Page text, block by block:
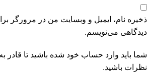
ذخیره نام، ایمیل و وبسایت من در مرورگر
دیدگاهی می‌نویسم.
شما باید وارد حساب خود شده باشید تا قادر
نظرات باشید.